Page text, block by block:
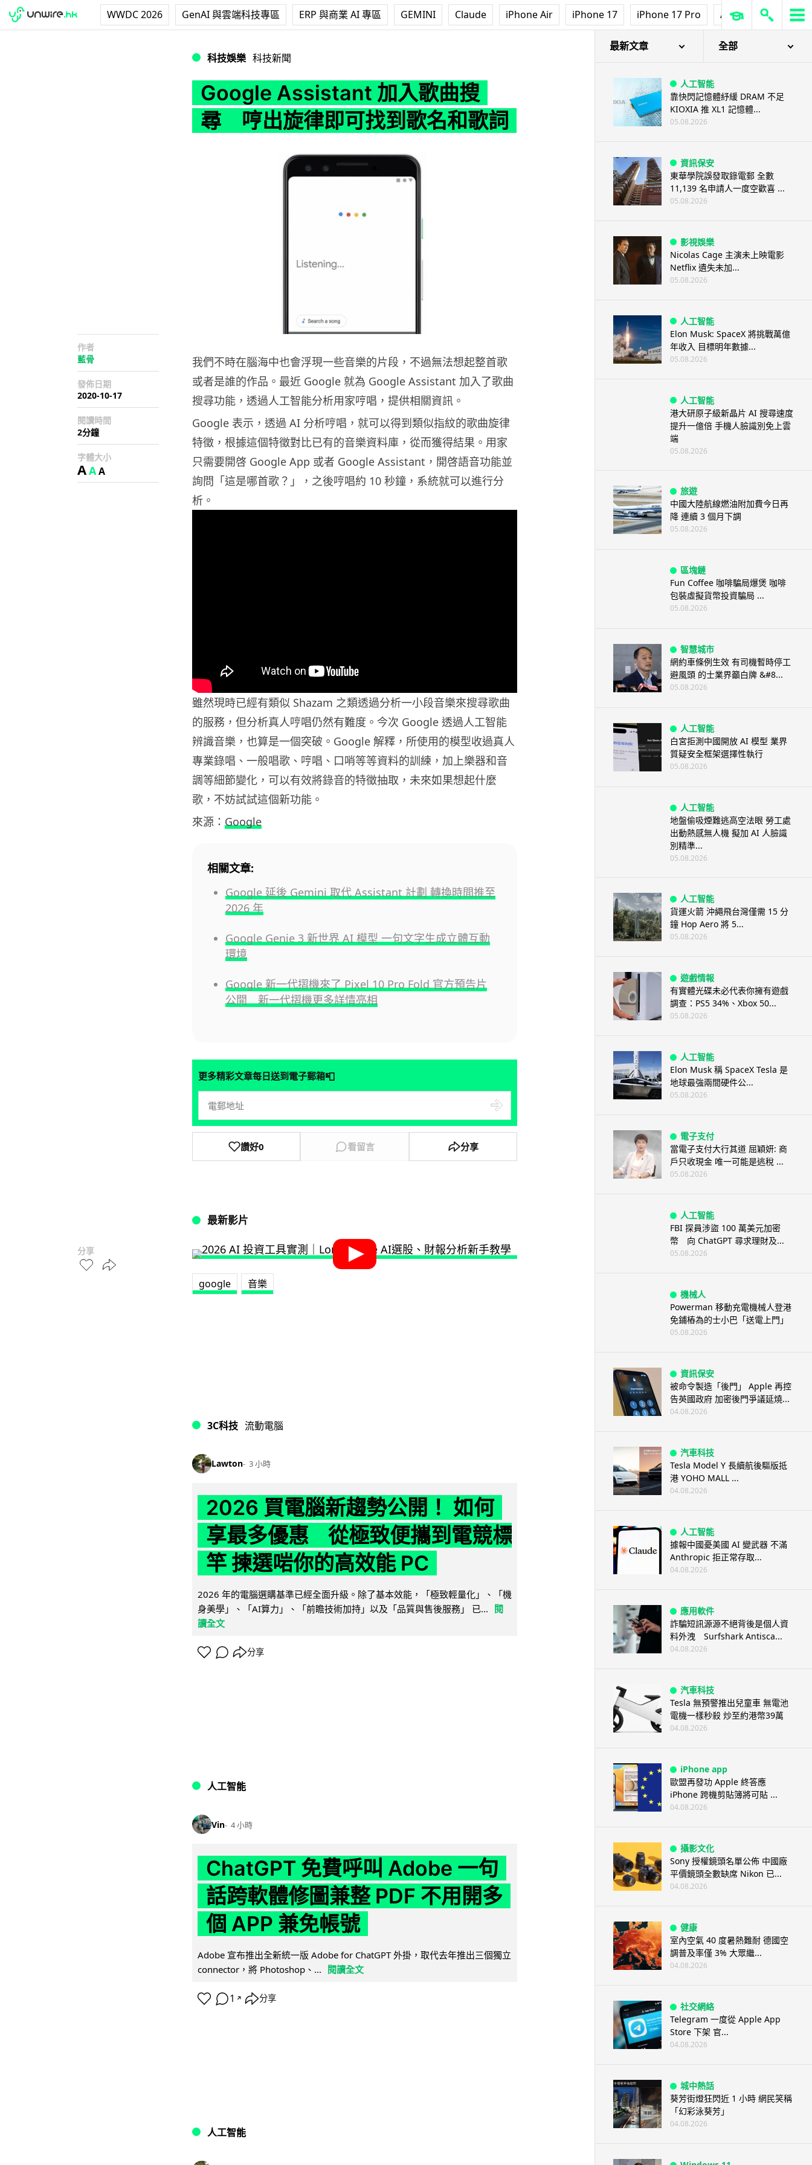
WWDC 2026 GenAI 與雲端科技專區 ERP 與商業 AI 專區 GEMINI Claude iPhone Air iPhone 17 iPhone 17 Pro AirPods Pro 3
科技娛樂 科技新聞
Google Assistant 加入歌曲搜
尋 哼出旋律即可找到歌名和歌詞
作者
藍骨
發佈日期
2020-10-17
閱讀時間
2分鐘
字體大小
AAA
分享
我們不時在腦海中也會浮現一些音樂的片段，不過無法想起整首歌
或者是誰的作品。最近 Google 就為 Google Assistant 加入了歌曲
搜尋功能，透過人工智能分析用家哼唱，提供相關資訊。
Google 表示，透過 AI 分析哼唱，就可以得到類似指紋的歌曲旋律
特徵，根據這個特徵對比已有的音樂資料庫，從而獲得結果。用家
只需要開啓 Google App 或者 Google Assistant，開啓語音功能並
詢問「這是哪首歌？」，之後哼唱約 10 秒鐘，系統就可以進行分
析。
雖然現時已經有類似 Shazam 之類透過分析一小段音樂來搜尋歌曲
的服務，但分析真人哼唱仍然有難度。今次 Google 透過人工智能
辨識音樂，也算是一個突破。Google 解釋，所使用的模型收過真人
專業錄唱、一般唱歌、哼唱、口哨等等資料的訓練，加上樂器和音
調等細節變化，可以有效將錄音的特徵抽取，未來如果想起什麼
歌，不妨試試這個新功能。
來源： Google
相關文章:
Google 延後 Gemini 取代 Assistant 計劃 轉換時間推至
2026 年
Google Genie 3 新世界 AI 模型 一句文字生成立體互動
環境
Google 新一代摺機來了 Pixel 10 Pro Fold 官方預告片
公開 新一代摺機更多詳情亮相
更多精彩文章每日送到電子郵箱📮
讚好0 看留言 分享
最新影片
google 音樂
3C科技 流動電腦
Lawton 3 小時
2026 買電腦新趨勢公開！ 如何
享最多優惠 從極致便攜到電競標
竿 揀選啱你的高效能 PC
2026 年的電腦選購基準已經全面升級。除了基本效能，「極致輕量化」、「機
身美學」、「AI算力」、「前瞻技術加持」以及「品質與售後服務」 已... 閱
讀全文
分享
人工智能
Vin 4 小時
ChatGPT 免費呼叫 Adobe 一句
話跨軟體修圖兼整 PDF 不用開多
個 APP 兼免帳號
Adobe 宣布推出全新統一版 Adobe for ChatGPT 外掛，取代去年推出三個獨立
connector，將 Photoshop、...
閱讀全文
1 ↗ 分享
人工智能
最新文章 全部
人工智能
靠快閃記憶體紓緩 DRAM 不足
KIOXIA 推 XL1 記憶體...
05.08.2026
資訊保安
東華學院誤發取錄電郵 全數
11,139 名申請人一度空歡喜 ...
05.08.2026
影視娛樂
Nicolas Cage 主演未上映電影
Netflix 遺失未加...
05.08.2026
人工智能
Elon Musk: SpaceX 將挑戰萬億
年收入 目標明年數據...
05.08.2026
人工智能
港大研原子級新晶片 AI 搜尋速度
提升一億倍 手機人臉識別免上雲
端
05.08.2026
旅遊
中國大陸航線燃油附加費今日再
降 連續 3 個月下調
05.08.2026
區塊鏈
Fun Coffee 咖啡騙局爆煲 咖啡
包裝虛擬貨幣投資騙局 ...
05.08.2026
智慧城市
網約車條例生效 有司機暫時停工
避風頭 的士業界籲白牌 &#8...
05.08.2026
人工智能
白宮拒測中國開放 AI 模型 業界
質疑安全框架選擇性執行
05.08.2026
人工智能
地盤偷吸煙難逃高空法眼 勞工處
出動熱感無人機 擬加 AI 人臉識
別精準...
05.08.2026
人工智能
貨運火箭 沖繩飛台灣僅需 15 分
鐘 Hop Aero 將 5...
05.08.2026
遊戲情報
有實體光碟未必代表你擁有遊戲
調查：PS5 34%、Xbox 50...
05.08.2026
人工智能
Elon Musk 稱 SpaceX Tesla 是
地球最強兩間硬件公...
05.08.2026
電子支付
當電子支付大行其道 屈穎妍: 商
戶只收現金 唯一可能是逃稅 ...
05.08.2026
人工智能
FBI 探員涉盜 100 萬美元加密
幣 向 ChatGPT 尋求理財及...
05.08.2026
機械人
Powerman 移動充電機械人登港
免鋪樁為的士小巴「送電上門」
05.08.2026
資訊保安
被命令製造「後門」 Apple 再控
告英國政府 加密後門爭議延燒...
04.08.2026
汽車科技
Tesla Model Y 長續航後驅版抵
港 YOHO MALL ...
04.08.2026
人工智能
據報中國憂美國 AI 變武器 不滿
Anthropic 拒正常存取...
04.08.2026
應用軟件
詐騙短訊源源不絕背後是個人資
料外洩 Surfshark Antisca...
04.08.2026
汽車科技
Tesla 無預警推出兒童車 無電池
電機一樣秒殺 炒至約港幣39萬
04.08.2026
iPhone app
歐盟再發功 Apple 終答應
iPhone 跨機剪貼簿將可貼 ...
04.08.2026
攝影文化
Sony 授權鏡頭名單公佈 中國廠
平價鏡頭全數缺席 Nikon 已...
04.08.2026
健康
室內空氣 40 度暑熱難耐 德國空
調普及率僅 3% 大眾繼...
04.08.2026
社交網絡
Telegram 一度從 Apple App
Store 下架 官...
04.08.2026
城中熱話
葵芳街燈狂閃近 1 小時 網民笑稱
「幻彩泳葵芳」
04.08.2026